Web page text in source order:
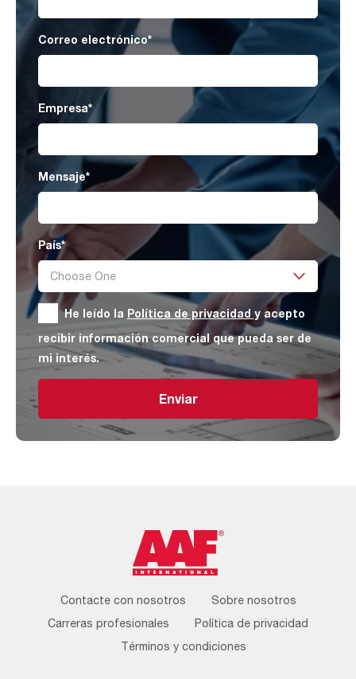
Correo electrónico*
Empresa*
Mensaje*
País*
He leído la Política de privacidad y acepto
recibir información comercial que pueda ser de
mi interés.
Enviar
Footer
Menu
Contacte con nosotros
Sobre nosotros
Carreras profesionales
Política de privacidad
Términos y condiciones